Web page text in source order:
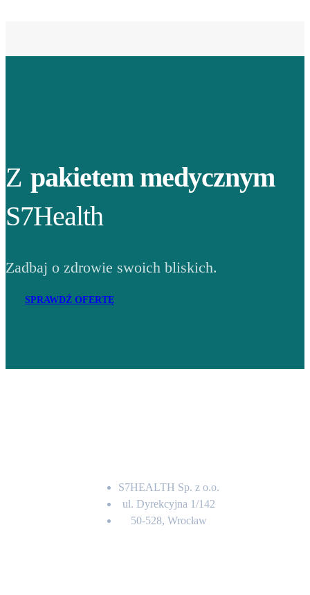
Z pakietem medycznym
S7Health
Zadbaj o zdrowie swoich bliskich.
SPRAWDŹ OFERTĘ
S7HEALTH Sp. z o.o.
ul. Dyrekcyjna 1/142
50-528, Wrocław